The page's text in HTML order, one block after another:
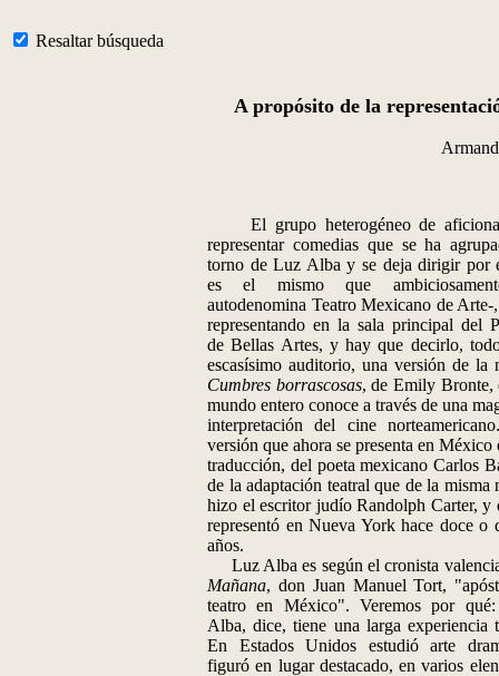
Resaltar búsqueda
A propósito de la
El grupo heterogéneo de
representar comedias que se ha
torno de Luz Alba y se deja dirigir por
es el mismo que
autodenomina Teatro Mexicano de Arte-
representando en la sala principal del
de Bellas Artes, y hay que decirlo,
escasísimo auditorio, una versión de la
Cumbres borrascosas, de Emily Bronte,
mundo entero conoce a través de una
interpretación del cine
versión que ahora se presenta en México
traducción, del poeta mexicano Carlos
de la adaptación teatral que de la misma
hizo el escritor judío Randolph Carter, y
representó en Nueva York hace doce o
años.
Luz Alba es según el cronista
Mañana, don Juan Manuel Tort,
teatro en México". Veremos por
Alba, dice, tiene una larga experiencia
En Estados Unidos estudió arte
figuró en lugar destacado, en varios